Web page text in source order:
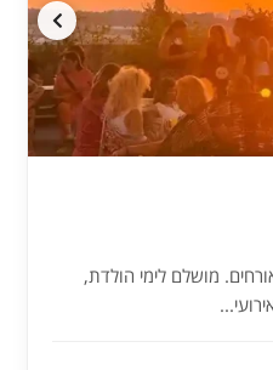
בוטיק המארח עד 200 אורחים. מושלם לימי הולדת,